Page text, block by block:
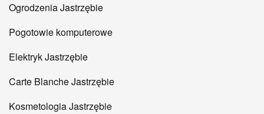
Ogrodzenia Jastrzębie
Pogotowie komputerowe
Elektryk Jastrzębie
Carte Blanche Jastrzębie
Kosmetologia Jastrzębie